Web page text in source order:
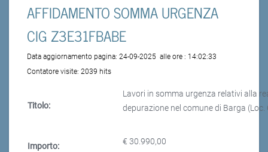
AFFIDAMENTO SOMMA URGENZA
CIG Z3E31FBABE
Data aggiornamento pagina: 24-09-2025 alle ore : 14:02:33
Contatore visite: 2039 hits
Titolo:
Lavori in somma urgenza relativi alla
depurazione nel comune di Barga
Importo: € 30.990,00